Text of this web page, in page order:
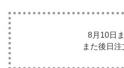
8月10日
また後日